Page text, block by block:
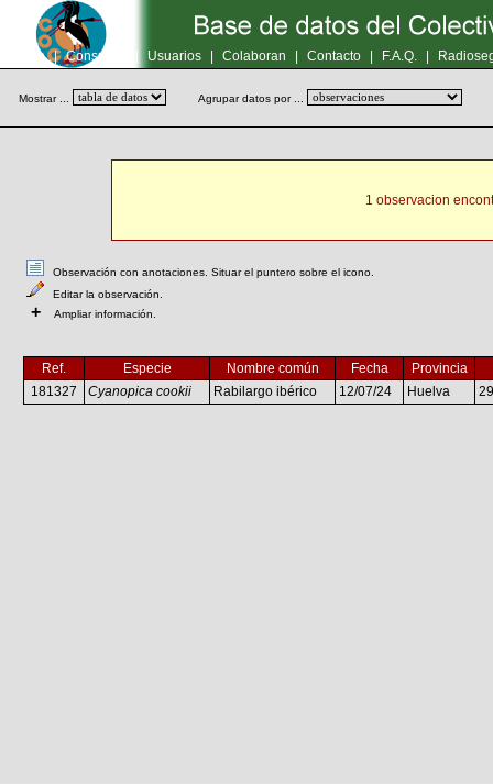
Inicio | Consultas Usuarios Colaboran Contacto F.A.Q.
Mostrar ... Agrupar datos por ...
1 observacion
Observación con anotaciones. Situar el puntero sobre el icono.
Editar la observación.
+ Ampliar información.
Ref. Especie Nombre común Fecha
Provincia
181327
Cyanopica cookii Rabilargo ibérico 12/07/24 Huelva